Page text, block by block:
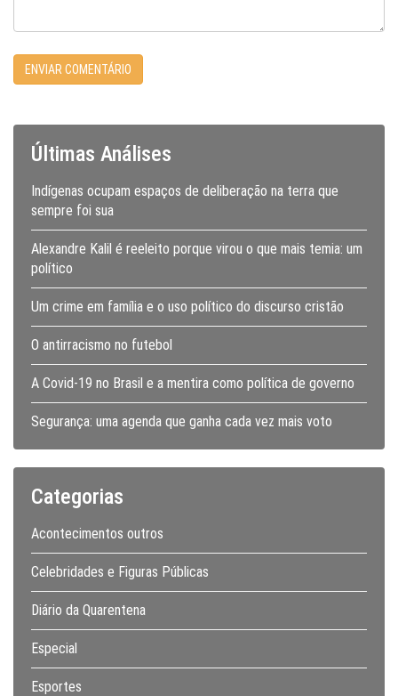
Últimas Análises
Indígenas ocupam espaços de deliberação na terra que
sempre foi sua
Alexandre Kalil é reeleito porque virou o que mais temia: um
político
Um crime em família e o uso político do discurso cristão
O antirracismo no futebol
A Covid-19 no Brasil e a mentira como política de governo
Segurança: uma agenda que ganha cada vez mais voto
Categorias
Acontecimentos outros
Celebridades e Figuras Públicas
Diário da Quarentena
Especial
Esportes